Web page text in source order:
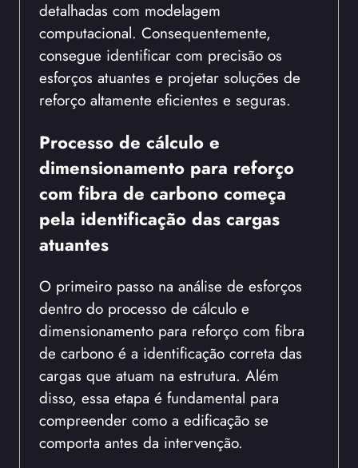
detalhadas com modelagem
computacional. Consequentemente,
consegue identificar com precisão os
esforços atuantes e projetar soluções de
reforço altamente eficientes e seguras.
Processo de cálculo e
dimensionamento para reforço
com fibra de carbono começa
pela identificação das cargas
atuantes
O primeiro passo na análise de esforços
dentro do processo de cálculo e
dimensionamento para reforço com fibra
de carbono é a identificação correta das
cargas que atuam na estrutura. Além
disso, essa etapa é fundamental para
compreender como a edificação se
comporta antes da intervenção.